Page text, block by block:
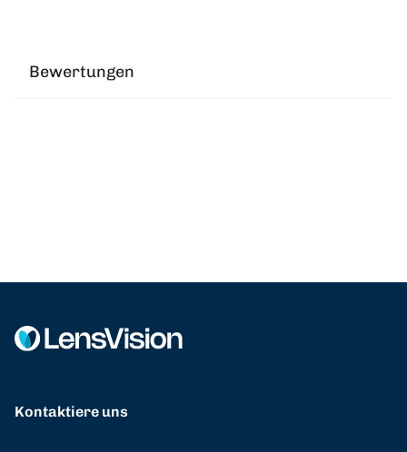
Bewertungen
Kontaktiere uns